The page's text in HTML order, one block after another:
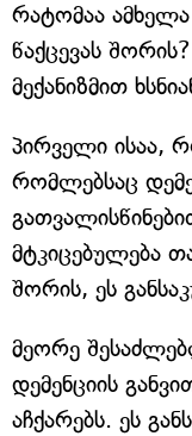
რატომაა ამხელა
წაქცევას
მექანიზმით
პირველი ისაა,
რომლებსაც
მტკიცებულება
შორის, ეს
მეორე
დემენციის
აჩქარებს. ეს